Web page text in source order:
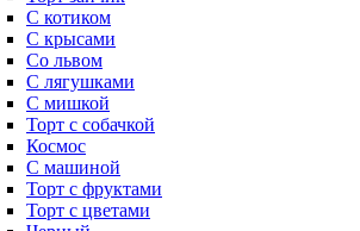
С котиком
С крысами
Со львом
С лягушками
С мишкой
Торт с собачкой
Космос
С машиной
Торт с фруктами
Торт с цветами